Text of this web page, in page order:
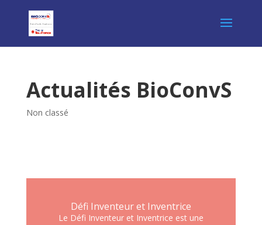
Actualités BioConvS
Non classé
Défi Inventeur et Inventrice
Le Défi Inventeur et Inventrice est une